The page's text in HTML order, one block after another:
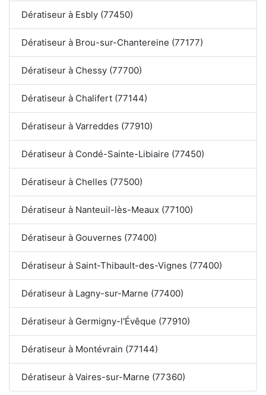
Dératiseur à Esbly (77450)
Dératiseur à Brou-sur-Chantereine (77177)
Dératiseur à Chessy (77700)
Dératiseur à Chalifert (77144)
Dératiseur à Varreddes (77910)
Dératiseur à Condé-Sainte-Libiaire (77450)
Dératiseur à Chelles (77500)
Dératiseur à Nanteuil-lès-Meaux (77100)
Dératiseur à Gouvernes (77400)
Dératiseur à Saint-Thibault-des-Vignes (77400)
Dératiseur à Lagny-sur-Marne (77400)
Dératiseur à Germigny-l'Évêque (77910)
Dératiseur à Montévrain (77144)
Dératiseur à Vaires-sur-Marne (77360)